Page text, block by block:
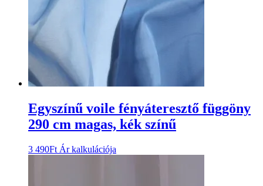
Egyszínű voile fényáteresztő függöny
290 cm magas, kék színű
3 490Ft Ár kalkulációja